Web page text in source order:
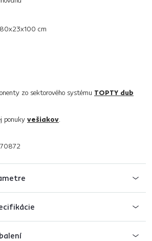
80x23x100 cm
zo sektorového systému TOPTY dub
ponuky vešiakov.